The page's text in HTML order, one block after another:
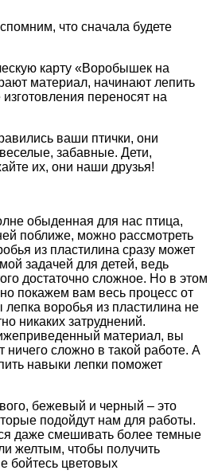
что сначала будете
карту «Воробышек на
материал, начинают лепить
переносят на
ваши птички, они
забавные. Дети,
их, они наши друзья!
обыденная для нас птица,
поближе, можно рассмотреть
из пластилина сразу может
задачей для детей, ведь
достаточно сложное. Но в этом
покажем вам весь процесс от
лепка воробья из пластилина не
никаких затруднений.
материал, вы
ничего сложно в такой работе. А
навыки лепки поможет
бежевый и черный – это
подойдут нам для работы.
даже смешивать более темные
желтым, чтобы получить
бойтесь цветовых